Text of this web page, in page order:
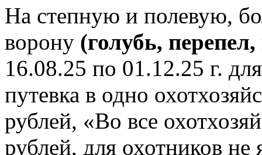
На степную и полевую,
ворону (голубь,
16.08.25 по 01.12.25 г.
путевка в одно
рублей, «Во все
рублей, для охотников